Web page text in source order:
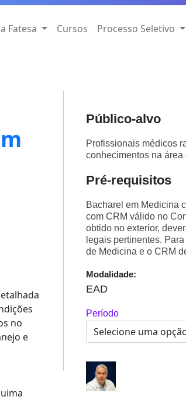
Fatesa Cursos Processo Seletivo
no
e
Público-alvo
Profissionais médicos
conhecimentos na
Pré-requisitos
Bacharel em Medicina
com CRM válido no
obtido no exterior,
legais pertinentes.
de Medicina e o CRM
Modalidade:
EAD
Período